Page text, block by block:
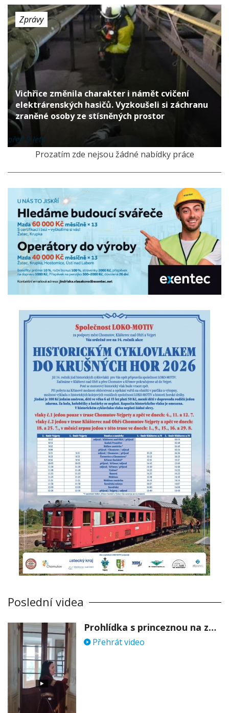
Zprávy
Vichřice změnila charakter i námět cvičení
elektrárenských hasičů. Vyzkoušeli si záchranu
zraněné osoby ze stísněných prostor
před 9 lety
Prozatím zde nejsou žádné nabídky práce
Poslední videa
Prohlídka s princeznou na zámku Stekník
Přehrát video